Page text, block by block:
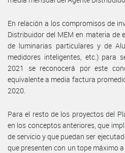
En relación a los compromisos de
Distribuidor del MEM en materia de
de luminarias particulares y de
medidores inteligentes, etc.) para
2021 se reconocerá por este
equivalente a media factura
2020.
Para el resto de los proyectos del
en los conceptos anteriores, que
de servicio y que puedan ser
que presenten con un tope máximo